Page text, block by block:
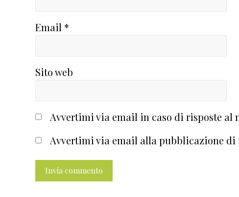
Email *
Sito web
Avvertimi via email in caso di risposte al
Avvertimi via email alla pubblicazione di